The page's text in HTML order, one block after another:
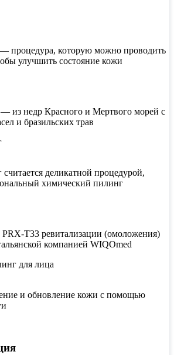
процедура, которую можно проводить
улучшить состояние кожи
из недр Красного и Мертвого морей с
и бразильских трав
деликатной процедурой,
химический пилинг
T33 ревитализации (омоложения)
компанией WIQOmed
для лица
и обновление кожи с помощью